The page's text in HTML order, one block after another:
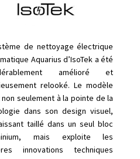
de nettoyage électrique
Aquarius d’IsoTek a été
amélioré et
relooké. Le modèle
non seulement à la pointe de la
dans son design visuel,
taillé dans un seul bloc
mais exploite les
innovations techniques